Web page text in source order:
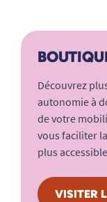
Découvrez
autonomie à
de votre
vous faciliter
plus
VISITER